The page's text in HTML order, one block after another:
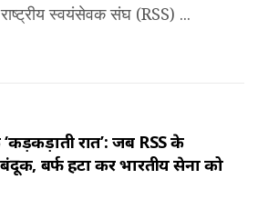
स्वयंसेवक संघ (RSS) ...
‘कड़कड़ाती रात’: जब RSS के
बर्फ हटा कर भारतीय सेना को